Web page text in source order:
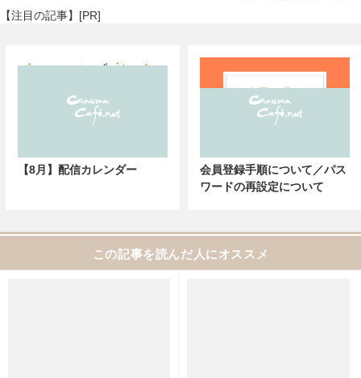
【注目の記事】[PR]
【8月】配信カレンダー
会員登録手順について／パス
ワードの再設定について
この記事を読んだ人にオススメ